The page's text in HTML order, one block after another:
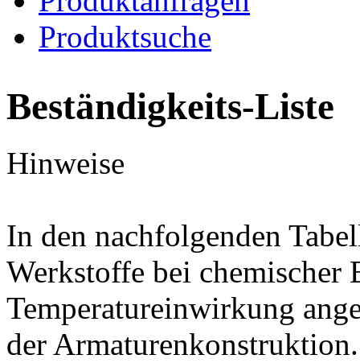
Produktsuche
Beständigkeits-Liste
Hinweise
In den nachfolgenden
Werkstoffe bei chemischer
Temperatureinwirkung
der Armaturenkonstruktion.